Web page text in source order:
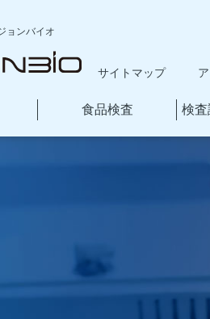
ョンバイオ
サイトマップ
食品検査 検査